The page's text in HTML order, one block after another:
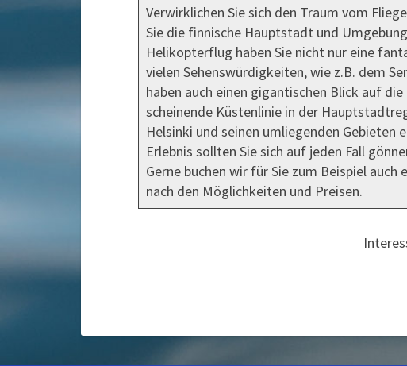
Verwirklichen Sie sich den Traum vom
Sie die finnische Hauptstadt und
Helikopterflug haben Sie nicht nur eine
vielen Sehenswürdigkeiten, wie z.B. dem
haben auch einen gigantischen Blick auf
scheinende Küstenlinie in der
Helsinki und seinen umliegenden
Erlebnis sollten Sie sich auf jeden Fall
Gerne buchen wir für Sie zum Beispiel
nach den Möglichkeiten und Preisen.